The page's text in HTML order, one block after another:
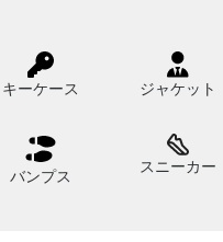
キーケース ジャケット
バンプス
スニーカー